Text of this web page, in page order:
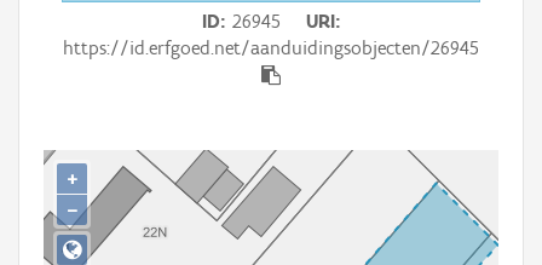
Persoon of collectief
Aanmelden
ID 26945
URI
https://id.erfgoed.net/aanduidingsobjecten/26945
+
−